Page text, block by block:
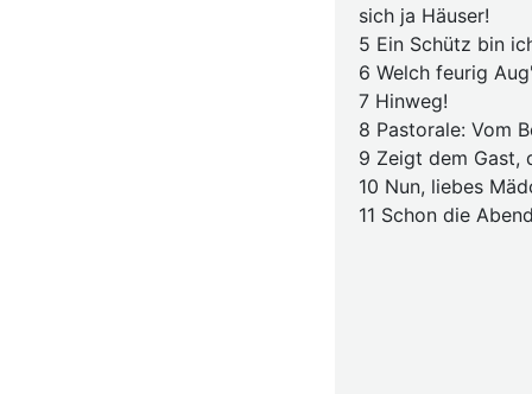
sich ja Häuser!
5 Ein Schütz bin
6 Welch feurig
7 Hinweg!
8 Pastorale: Vom
9 Zeigt dem Gast,
10 Nun, liebes
11 Schon die